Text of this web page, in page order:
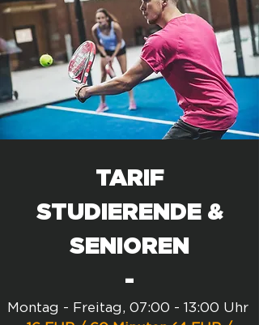
TARIF
STUDIERENDE &
SENIOREN
-
Montag - Freitag, 07:00 - 13:00 Uhr